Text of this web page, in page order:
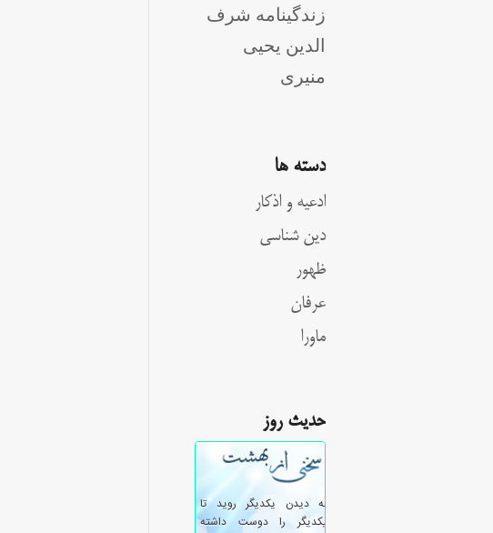
زندگینامه شرف
الدین یحیی
منیری
دسته ها
ادعیه و اذکار
دین شناسی
ظهور
عرفان
ماورا
حدیث روز